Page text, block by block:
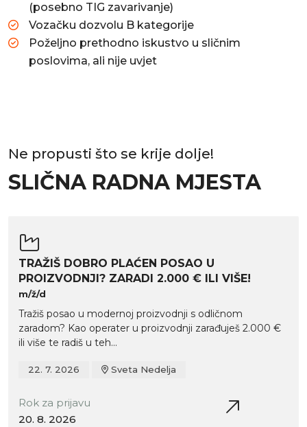
(posebno TIG zavarivanje)
Vozačku dozvolu B kategorije
Poželjno prethodno iskustvo u sličnim
poslovima, ali nije uvjet
Ne propusti što se krije dolje!
SLIČNA RADNA MJESTA
TRAŽIŠ DOBRO PLAĆEN POSAO U
PROIZVODNJI? ZARADI 2.000 € ILI VIŠE!
m/ž/d
Tražiš posao u modernoj proizvodnji s odličnom
zaradom? Kao operater u proizvodnji zarađuješ 2.000 €
ili više te radiš u teh...
22. 7. 2026 Sveta Nedelja
Rok za prijavu
20. 8. 2026